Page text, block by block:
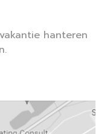
hanteren